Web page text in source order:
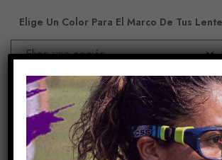
Elige Un Color Para El Marco De Tus
Añadir Al Carrito
COMPARE